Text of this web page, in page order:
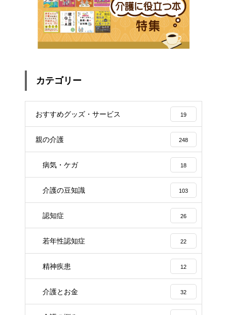
カテゴリー
おすすめグッズ・サービス 19
親の介護 248
病気・ケガ 18
介護の豆知識 103
認知症 26
若年性認知症 22
精神疾患 12
介護とお金 32